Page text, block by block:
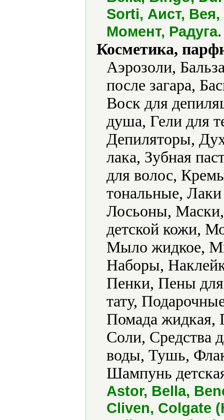
Sorti, Аист,
Момент, Радуга.
Косметика,
Аэрозоли,
после загара,
Воск для
душа, Гели для
Депиляторы,
лака, Зубная
для волос,
тональные,
Лосьоны,
детской кожи,
Мыло жидкое,
Наборы,
Пенки, Пены
тату,
Помада жидкая,
Соли, Средства
воды, Тушь,
Шампунь
Astor, Bella,
Cliven, Colgate